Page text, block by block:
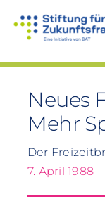
Inhalt
Neues
Mehr
Der
7. April 1988